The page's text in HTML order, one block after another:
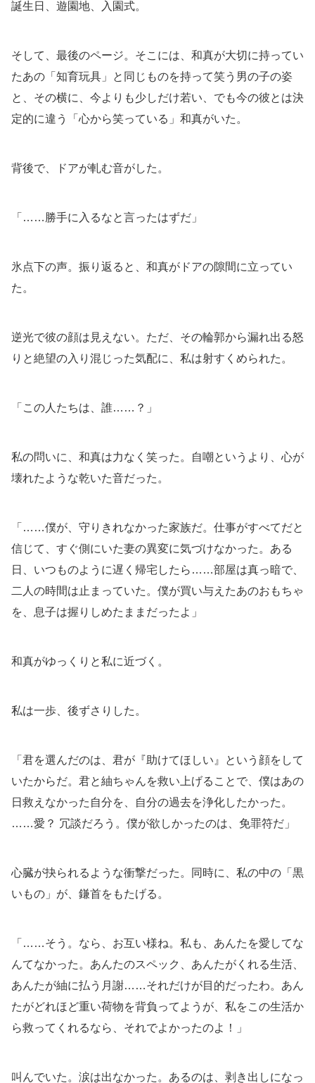
誕生日、遊園地、入園式。
そして、最後のページ。そこには、和真が大切に持ってい
たあの「知育玩具」と同じものを持って笑う男の子の姿
と、その横に、今よりも少しだけ若い、でも今の彼とは決
定的に違う「心から笑っている」和真がいた。
背後で、ドアが軋む音がした。
「……勝手に入るなと言ったはずだ」
氷点下の声。振り返ると、和真がドアの隙間に立ってい
た。
逆光で彼の顔は見えない。ただ、その輪郭から漏れ出る怒
りと絶望の入り混じった気配に、私は射すくめられた。
「この人たちは、誰……？」
私の問いに、和真は力なく笑った。自嘲というより、心が
壊れたような乾いた音だった。
「……僕が、守りきれなかった家族だ。仕事がすべてだと
信じて、すぐ側にいた妻の異変に気づけなかった。ある
日、いつものように遅く帰宅したら……部屋は真っ暗で、
二人の時間は止まっていた。僕が買い与えたあのおもちゃ
を、息子は握りしめたままだったよ」
和真がゆっくりと私に近づく。
私は一歩、後ずさりした。
「君を選んだのは、君が『助けてほしい』という顔をして
いたからだ。君と紬ちゃんを救い上げることで、僕はあの
日救えなかった自分を、自分の過去を浄化したかった。
……愛？ 冗談だろう。僕が欲しかったのは、免罪符だ」
心臓が抉られるような衝撃だった。同時に、私の中の「黒
いもの」が、鎌首をもたげる。
「……そう。なら、お互い様ね。私も、あんたを愛してな
んてなかった。あんたのスペック、あんたがくれる生活、
あんたが紬に払う月謝……それだけが目的だったわ。あん
たがどれほど重い荷物を背負ってようが、私をこの生活か
ら救ってくれるなら、それでよかったのよ！」
叫んでいた。涙は出なかった。あるのは、剥き出しになっ